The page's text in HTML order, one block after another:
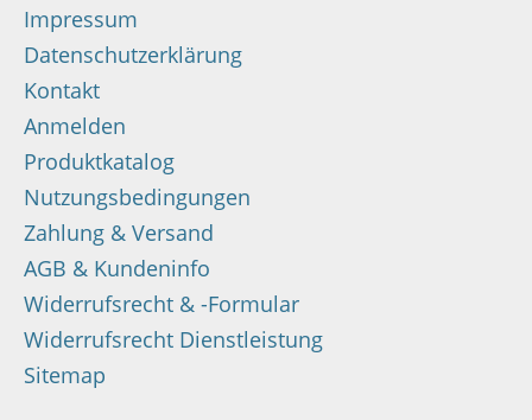
Impressum
Datenschutzerklärung
Kontakt
Anmelden
Produktkatalog
Nutzungsbedingungen
Zahlung & Versand
AGB & Kundeninfo
Widerrufsrecht & -Formular
Widerrufsrecht Dienstleistung
Sitemap